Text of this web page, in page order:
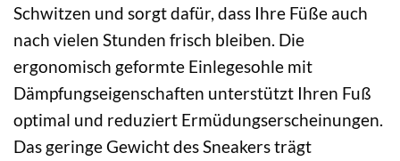
Schwitzen und sorgt dafür, dass Ihre Füße auch
nach vielen Stunden frisch bleiben. Die
ergonomisch geformte Einlegesohle mit
Dämpfungseigenschaften unterstützt Ihren Fuß
optimal und reduziert Ermüdungserscheinungen.
Das geringe Gewicht des Sneakers trägt